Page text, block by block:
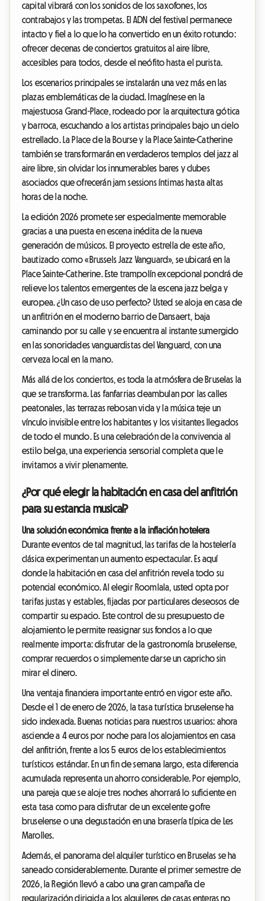
capital vibrará con los sonidos de los saxofones, los
contrabajos y las trompetas. El ADN del festival permanece
intacto y fiel a lo que lo ha convertido en un éxito rotundo:
ofrecer decenas de conciertos gratuitos al aire libre,
accesibles para todos, desde el neófito hasta el purista.
Los escenarios principales se instalarán una vez más en las
plazas emblemáticas de la ciudad. Imagínese en la
majestuosa Grand-Place, rodeado por la arquitectura gótica
y barroca, escuchando a los artistas principales bajo un cielo
estrellado. La Place de la Bourse y la Place Sainte-Catherine
también se transformarán en verdaderos templos del jazz al
aire libre, sin olvidar los innumerables bares y clubes
asociados que ofrecerán jam sessions íntimas hasta altas
horas de la noche.
La edición 2026 promete ser especialmente memorable
gracias a una puesta en escena inédita de la nueva
generación de músicos. El proyecto estrella de este año,
bautizado como «Brussels Jazz Vanguard», se ubicará en la
Place Sainte-Catherine. Este trampolín excepcional pondrá de
relieve los talentos emergentes de la escena jazz belga y
europea. ¿Un caso de uso perfecto? Usted se aloja en casa de
un anfitrión en el moderno barrio de Dansaert, baja
caminando por su calle y se encuentra al instante sumergido
en las sonoridades vanguardistas del Vanguard, con una
cerveza local en la mano.
Más allá de los conciertos, es toda la atmósfera de Bruselas la
que se transforma. Las fanfarrias deambulan por las calles
peatonales, las terrazas rebosan vida y la música teje un
vínculo invisible entre los habitantes y los visitantes llegados
de todo el mundo. Es una celebración de la convivencia al
estilo belga, una experiencia sensorial completa que le
invitamos a vivir plenamente.
¿Por qué elegir la habitación en casa del anfitrión
para su estancia musical?
Una solución económica frente a la inflación hotelera
Durante eventos de tal magnitud, las tarifas de la hostelería
clásica experimentan un aumento espectacular. Es aquí
donde la habitación en casa del anfitrión revela todo su
potencial económico. Al elegir Roomlala, usted opta por
tarifas justas y estables, fijadas por particulares deseosos de
compartir su espacio. Este control de su presupuesto de
alojamiento le permite reasignar sus fondos a lo que
realmente importa: disfrutar de la gastronomía bruselense,
comprar recuerdos o simplemente darse un capricho sin
mirar el dinero.
Una ventaja financiera importante entró en vigor este año.
Desde el 1 de enero de 2026, la tasa turística bruselense ha
sido indexada. Buenas noticias para nuestros usuarios: ahora
asciende a 4 euros por noche para los alojamientos en casa
del anfitrión, frente a los 5 euros de los establecimientos
turísticos estándar. En un fin de semana largo, esta diferencia
acumulada representa un ahorro considerable. Por ejemplo,
una pareja que se aloje tres noches ahorrará lo suficiente en
esta tasa como para disfrutar de un excelente gofre
bruselense o una degustación en una brasería típica de Les
Marolles.
Además, el panorama del alquiler turístico en Bruselas se ha
saneado considerablemente. Durante el primer semestre de
2026, la Región llevó a cabo una gran campaña de
regularización dirigida a los alquileres de casas enteras no